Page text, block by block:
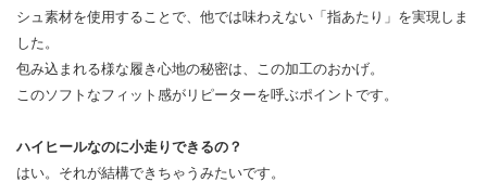
シュ素材を使用することで、他では味わえない「指あたり」を実現しま
した。
包み込まれる様な履き心地の秘密は、この加工のおかげ。
このソフトなフィット感がリピーターを呼ぶポイントです。
ハイヒールなのに小走りできるの？
はい。それが結構できちゃうみたいです。